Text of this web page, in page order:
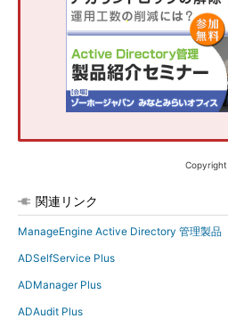
Copyright
関連リンク
ManageEngine Active Directory 管理製品
ADSelfService Plus
ADManager Plus
ADAudit Plus